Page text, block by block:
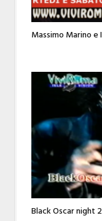
Massimo Marino e
Black Oscar night